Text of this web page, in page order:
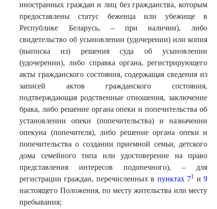
иностранных граждан и лиц без гражданства, которым
предоставлены статус беженца или убежище в
Республике Беларусь, – при наличии), либо
свидетельство об усыновлении (удочерении) или копия
(выписка из) решения суда об усыновлении
(удочерении), либо справка органа, регистрирующего
акты гражданского состояния, содержащая сведения из
записей актов гражданского состояния,
подтверждающая родственные отношения, заключение
брака, либо решение органа опеки и попечительства об
установлении опеки (попечительства) и назначении
опекуна (попечителя), либо решение органа опеки и
попечительства о создании приемной семьи, детского
дома семейного типа или удостоверение на право
представления интересов подопечного), – для
регистрации граждан, перечисленных в пунктах 71 и9
настоящего Положения, по месту жительства или месту
пребывания;